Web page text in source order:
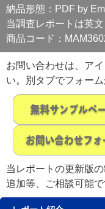
納品形態：PDF by
当調査レポートは英
商品コード：
お問い合わせは、ア
い。別タブでフォーム
当レポートの更新版
追加等、ご相談可能で